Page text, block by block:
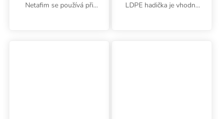
Netafim se používá při
LDPE hadička je vhodná